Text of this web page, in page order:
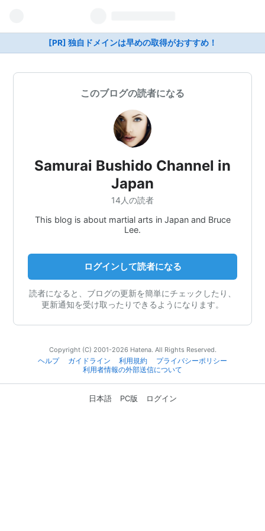
[PR] 独自ドメインは早めの取得がおすすめ！
このブログの読者になる
Samurai Bushido Channel in
Japan
14人の読者
This blog is about martial arts in Japan and Bruce
Lee.
ログインして読者になる
読者になると、ブログの更新を簡単にチェックしたり、
更新通知を受け取ったりできるようになります。
Copyright (C) 2001-2026 Hatena. All Rights Reserved.
ヘルプ
ガイドライン 利用規約
プライバシーポリシー
利用者情報の外部送信について
日本語 PC版 ログイン